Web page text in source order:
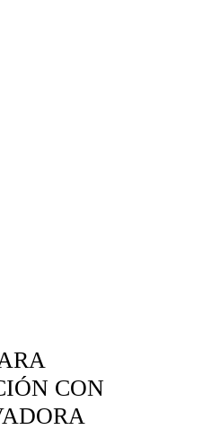
CON